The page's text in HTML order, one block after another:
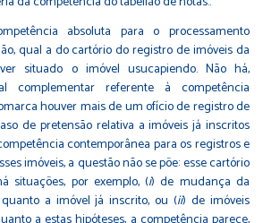
absoluta para o processamento
qual a do cartório do registro de imóveis da
situado o imóvel usucapiendo. Não há,
complementar referente à competência
houver mais de um ofício de registro de
de pretensão relativa a imóveis já inscritos
contemporânea para os registros e
imóveis, a questão não se põe: esse cartório
situações, por exemplo, (i) de mudança da
a imóvel já inscrito, ou (ii) de imóveis